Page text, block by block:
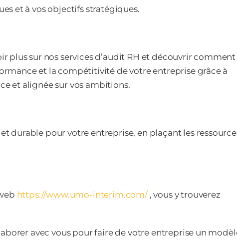
et à vos objectifs stratégiques.
plus sur nos services d’audit RH et découvrir comment
et la compétitivité de votre entreprise grâce à
et alignée sur vos ambitions.
durable pour votre entreprise, en plaçant les
https://www.umo-interim.com/, vous y trouverez
avec vous pour faire de votre entreprise un